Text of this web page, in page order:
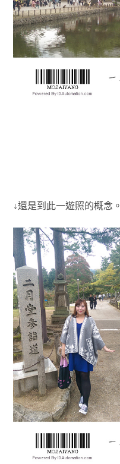
↓還是到此一遊照的概念。